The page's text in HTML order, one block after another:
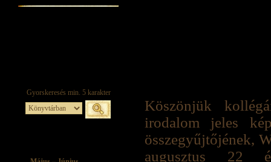
Köszönjük
irodalom jeles
összegyűjtőjének,
augusztus 22